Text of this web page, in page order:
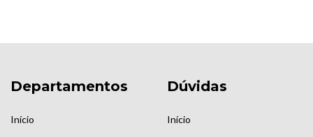
Departamentos
Início
Dúvidas
Início